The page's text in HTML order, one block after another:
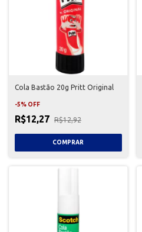
Cola Bastão 20g Pritt Original
-5% OFF
R$12,27 R$12,92